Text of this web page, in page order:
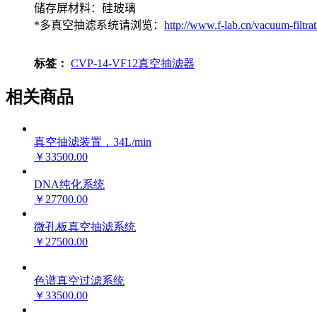
储存屏材料：硅玻璃
*多真空抽滤系统请浏览： http://www.f-lab.cn/vacuum-
标签： CVP-14-VF12真空抽滤器
相关商品
真空抽滤装置，34L/min
￥33500.00
DNA纯化系统
￥27700.00
微孔板真空抽滤系统
￥27500.00
色谱真空过滤系统
￥33500.00